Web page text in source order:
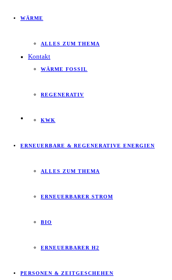
Kontakt
WÄRME
ALLES ZUM THEMA
WÄRME FOSSIL
REGENERATIV
KWK
ERNEUERBARE & REGENERATIVE ENERGIEN
ALLES ZUM THEMA
ERNEUERBARER STROM
BIO
ERNEUERBARER H2
PERSONEN & ZEITGESCHEHEN